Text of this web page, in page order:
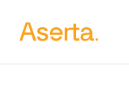
Saltar al contenido